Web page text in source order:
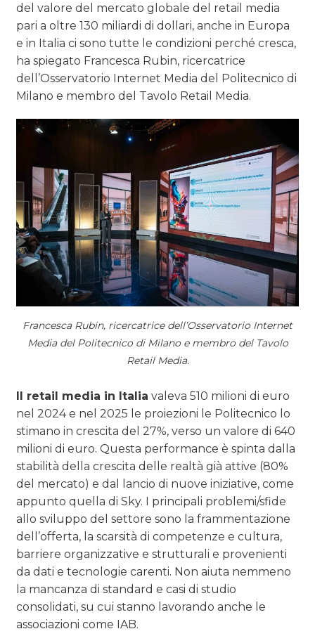
del valore del mercato globale del retail media
pari a oltre 130 miliardi di dollari, anche in Europa
e in Italia ci sono tutte le condizioni perché cresca,
ha spiegato Francesca Rubin, ricercatrice
dell’Osservatorio Internet Media del Politecnico di
Milano e membro del Tavolo Retail Media.
Francesca Rubin, ricercatrice dell’Osservatorio Internet
Media del Politecnico di Milano e membro del Tavolo
Retail Media.
Il retail media in Italia valeva 510 milioni di euro
nel 2024 e nel 2025 le proiezioni le Politecnico lo
stimano in crescita del 27%, verso un valore di 640
milioni di euro. Questa performance è spinta dalla
stabilità della crescita delle realtà già attive (80%
del mercato) e dal lancio di nuove iniziative, come
appunto quella di Sky. I principali problemi/sfide
allo sviluppo del settore sono la frammentazione
dell’offerta, la scarsità di competenze e cultura,
barriere organizzative e strutturali e provenienti
da dati e tecnologie carenti. Non aiuta nemmeno
la mancanza di standard e casi di studio
consolidati, su cui stanno lavorando anche le
associazioni come IAB.